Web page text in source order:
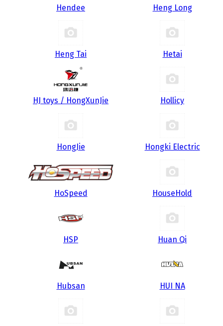
Hendee Heng Long
Heng Tai Hetai
HJ toys / HongXunJie Hollicy
HongJie Hongki Electric
HoSpeed HouseHold
HSP Huan Qi
Hubsan HUI NA